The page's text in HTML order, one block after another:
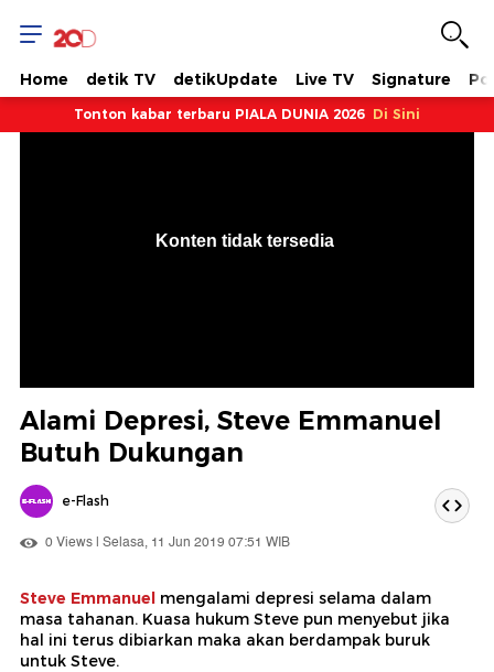
Home detik TV detikUpdate Live TV Signature
Tonton kabar terbaru PIALA DUNIA 2026 Di Sini
Konten tidak tersedia
Alami Depresi, Steve Emmanuel
Butuh Dukungan
e-Flash
0 Views | Selasa, 11 Jun 2019 07:51 WIB
Steve Emmanuel mengalami depresi selama dalam
masa tahanan. Kuasa hukum Steve pun menyebut jika
hal ini terus dibiarkan maka akan berdampak buruk
untuk Steve.